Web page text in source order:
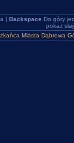
| Backspace Do góry
pokaz
Miasta Dąbrowa